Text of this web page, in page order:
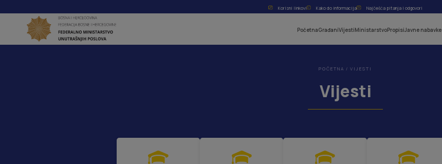
Korisni linkovi Kako do informacija Najčešća pitanja i odgovori
PočetnaGrađaniVijesti MinistarstvoPropisiJavne nabavke
POČETNA / VIJESTI
Vijesti